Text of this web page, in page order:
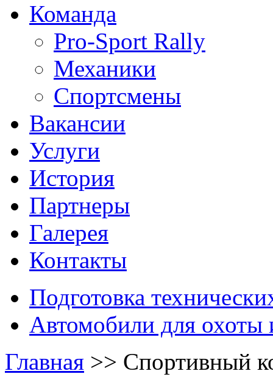
Команда
Pro-Sport Rally
Механики
Спортсмены
Вакансии
Услуги
История
Партнеры
Галерея
Контакты
Подготовка
Автомобили для охоты
Главная >> Спортивный